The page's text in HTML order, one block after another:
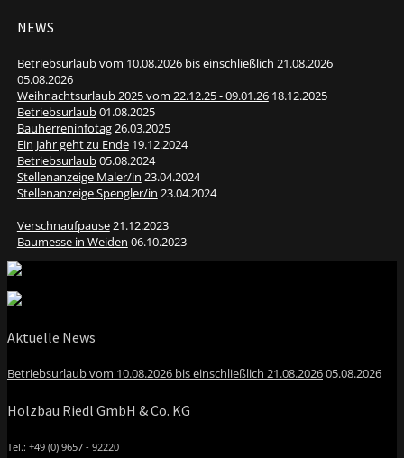
NEWS
Betriebsurlaub vom 10.08.2026 bis einschließlich 21.08.2026
05.08.2026
Weihnachtsurlaub 2025 vom 22.12.25 - 09.01.26 18.12.2025
Betriebsurlaub01.08.2025
Bauherreninfotag26.03.2025
Ein Jahr geht zu Ende 19.12.2024
Betriebsurlaub05.08.2024
Stellenanzeige Maler/in 23.04.2024
Stellenanzeige Spengler/in 23.04.2024
Verschnaufpause21.12.2023
Baumesse in Weiden 06.10.2023
Aktuelle News
Betriebsurlaub vom 10.08.2026 bis einschließlich 21.08.202605.08.2026
Holzbau Riedl GmbH & Co. KG
Tel.: +49 (0) 9657 - 92220